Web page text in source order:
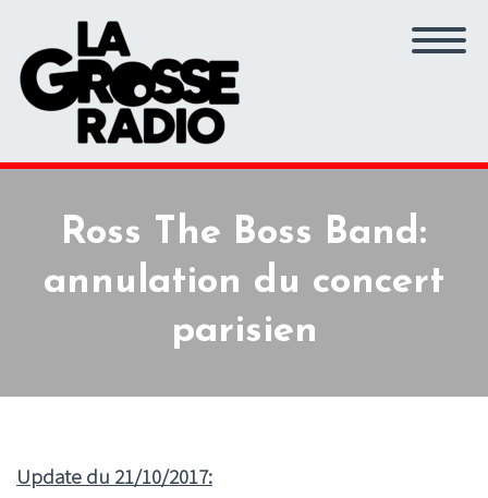
Ross The Boss Band:
annulation du concert
parisien
Update du 21/10/2017: